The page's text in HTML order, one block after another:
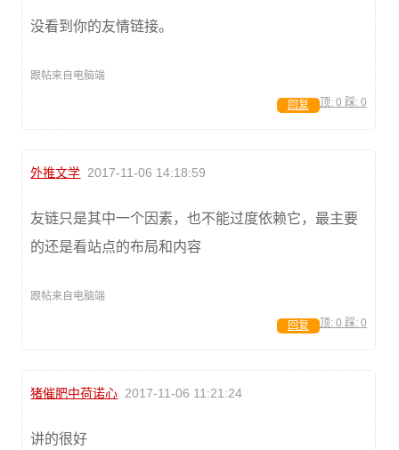
没看到你的友情链接。
跟帖来自电脑端
顶: 0 踩: 0
回复
外推文学 2017-11-06 14:18:59
友链只是其中一个因素，也不能过度依赖它，最主要
的还是看站点的布局和内容
跟帖来自电脑端
顶: 0 踩: 0
回复
猪催肥中荷诺心 2017-11-06 11:21:24
讲的很好